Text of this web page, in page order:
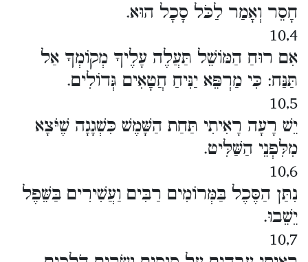
חָסֵר וְאָמַר לַכֹּל סָכָל הוּא.
10,4
אִם רוּחַ הַמּוֹשֵׁל תַּעֲלֶה עָלֶיךָ מְקוֹמְךָ אַל
תַּנַּח: כִּי מַרְפֵּא יַנִּיחַ חֲטָאִים גְּדוֹלִים.
10,5
יֵשׁ רָעָה רָאִיתִי תַּחַת הַשָּׁמֶשׁ כִּשְׁגָגָה שֶׁיֹּצָא
מִלִּפְנֵי הַשַּׁלִּיט.
10,6
נִתַּן הַסֶּכֶל בַּמְּרוֹמִים רַבִּים וַעֲשִׁירִים בַּשֵּׁפֶל
יֵשֵׁבוּ.
10,7